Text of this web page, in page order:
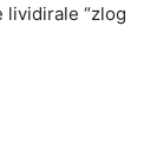
lividirale “zlog